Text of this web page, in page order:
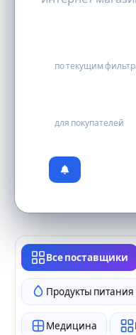
по текущим
для покупателей
Все поставщики
Продукты питания
Медицина